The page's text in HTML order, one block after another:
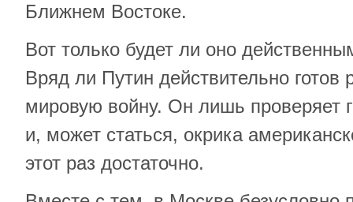
Ближнем Востоке.
Вот только будет ли оно
Вряд ли Путин действительно готов
мировую войну. Он лишь проверяет
и, может статься, окрика
этот раз достаточно.